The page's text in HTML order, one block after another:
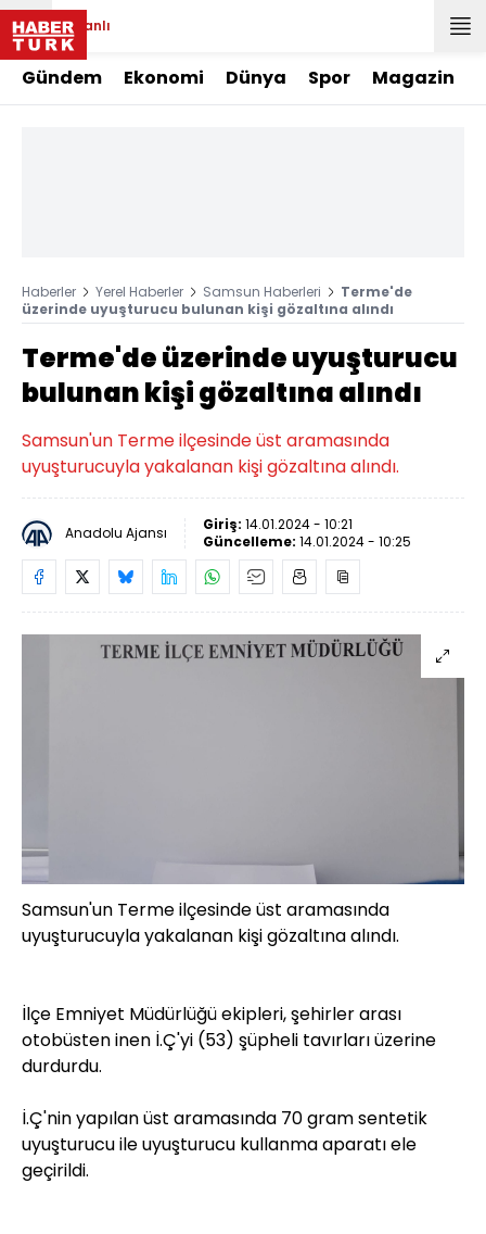
Canlı
Gündem Ekonomi Dünya Spor Magazin
Haberler Yerel Haberler Samsun Haberleri
Terme'de
üzerinde uyuşturucu bulunan kişi gözaltına alındı
Terme'de üzerinde uyuşturucu
bulunan kişi gözaltına alındı
Samsun'un Terme ilçesinde üst aramasında
uyuşturucuyla yakalanan kişi gözaltına alındı.
Anadolu Ajansı Giriş: 14.01.2024 - 10:21
Güncelleme: 14.01.2024 - 10:25
Samsun'un Terme ilçesinde üst aramasında
uyuşturucuyla yakalanan kişi gözaltına alındı.
İlçe Emniyet Müdürlüğü ekipleri, şehirler arası
otobüsten inen İ.Ç'yi (53) şüpheli tavırları üzerine
durdurdu.
İ.Ç'nin yapılan üst aramasında 70 gram sentetik
uyuşturucu ile uyuşturucu kullanma aparatı ele
geçirildi.